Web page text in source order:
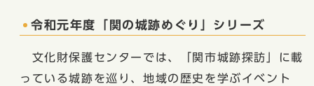
令和元年度「関の城跡めぐり」シリーズ
文化財保護センターでは、「関市城跡探訪」に載
っている城跡を巡り、地域の歴史を学ぶイベント